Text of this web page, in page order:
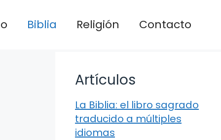
Biblia Religión Contacto
Artículos
La Biblia: el libro sagrado
traducido a múltiples
idiomas